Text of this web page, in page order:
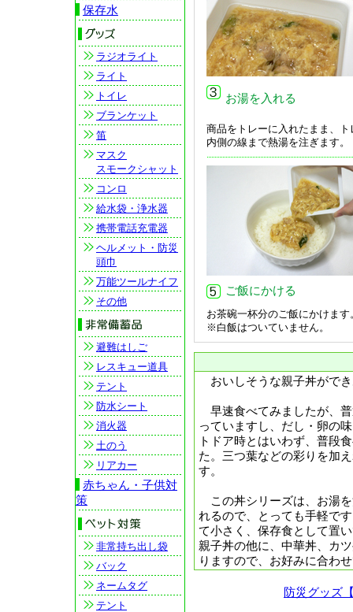
保存水
ラジオライト
ライト
トイレ
ブランケット
笛
マスク
スモークシャット
コンロ
給水袋・浄水器
携帯電話充電器
ヘルメット・防災
頭巾
万能ツールナイフ
その他
避難はしご
レスキュー道具
テント
防水シート
消火器
土のう
リアカー
赤ちゃん・子供対
策
非常持ち出し袋
バック
ネームタグ
テント
お湯を入れる
商品をトレーに入れたまま、ト
内側の線まで熱湯を注ぎます。
ご飯にかける
お茶碗一杯分のご飯にかけます
※白飯はついていません。
おいしそうな親子丼がで
早速食べてみましたが、
っていますし、だし・卵の
トドア時とはいわず、普段
た。三つ葉などの彩りを加
す。
この丼シリーズは、お湯
れるので、とっても手軽で
て小さく、保存食として置
親子丼の他に、中華丼、カ
りますので、お好みに合わ
防災グッズ